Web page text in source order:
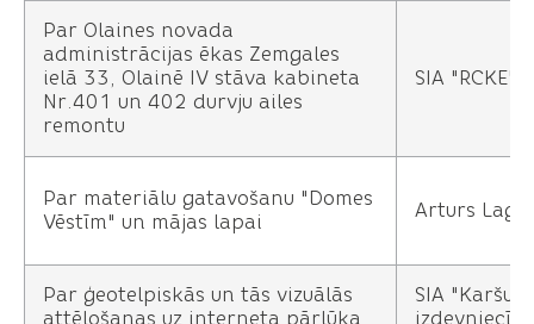
Par Olaines novada
administrācijas ēkas Zemgales
ielā 33, Olainē IV stāva kabineta
Nr.401 un 402 durvju ailes
remontu
SIA "RCKE"
Par materiālu gatavošanu "Domes
Vēstīm" un mājas lapai
Arturs
Par ģeotelpiskās un tās vizuālās
attēlošanas uz interneta pārlūka
SIA "Karšu